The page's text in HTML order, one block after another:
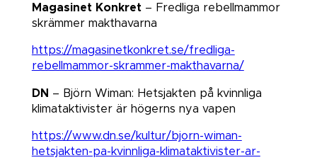
Magasinet Konkret– Fredliga rebellmammor
skrämmer makthavarna​​​​​​​
https://magasinetkonkret.se/fredliga-
rebellmammor-skrammer-makthavarna/
DN – Björn Wiman: Hetsjakten på kvinnliga
klimataktivister är högerns nya vapen​​​​​​​
https://www.dn.se/kultur/bjorn-wiman-
hetsjakten-pa-kvinnliga-klimataktivister-ar-